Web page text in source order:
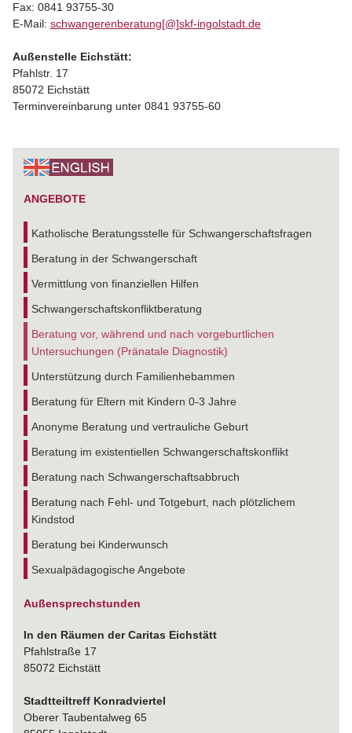
Fax: 0841 93755-30
E-Mail: schwangerenberatung[@]skf-ingolstadt.de
Außenstelle Eichstätt:
Pfahlstr. 17
85072 Eichstätt
Terminvereinbarung unter 0841 93755-60
ANGEBOTE
Katholische Beratungsstelle für Schwangerschaftsfragen
Beratung in der Schwangerschaft
Vermittlung von finanziellen Hilfen
Schwangerschaftskonfliktberatung
Beratung vor, während und nach vorgeburtlichen
Untersuchungen (Pränatale Diagnostik)
Unterstützung durch Familienhebammen
Beratung für Eltern mit Kindern 0-3 Jahre
Anonyme Beratung und vertrauliche Geburt
Beratung im existentiellen Schwangerschaftskonflikt
Beratung nach Schwangerschaftsabbruch
Beratung nach Fehl- und Totgeburt, nach plötzlichem
Kindstod
Beratung bei Kinderwunsch
Sexualpädagogische Angebote
Außensprechstunden
In den Räumen der Caritas Eichstätt
Pfahlstraße 17
85072 Eichstätt
Stadtteiltreff Konradviertel
Oberer Taubentalweg 65